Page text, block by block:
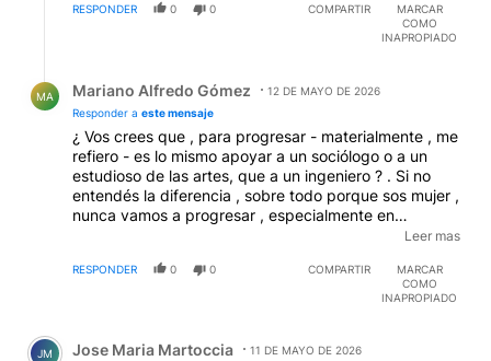
RESPONDER 0 0 COMPARTIR
MARCAR
COMO
INAPROPIADO
MA Mariano Alfredo Gómez
12 DE MAYO DE 2026
Responder a este mensaje
¿ Vos crees que , para progresar - materialmente , me
refiero - es lo mismo apoyar a un sociólogo o a un
estudioso de las artes, que a un ingeniero ? . Si no
entendés la diferencia , sobre todo porque sos mujer ,
nunca vamos a progresar , especialmente en
momentos en los que los recursos sin limitados ,
lo sean .
Leer mas
RESPONDER 0 0 COMPARTIR
MARCAR
COMO
INAPROPIADO
Comentario de Jose Maria Martoccia.
JM Jose Maria Martoccia 11 DE MAYO DE 2026